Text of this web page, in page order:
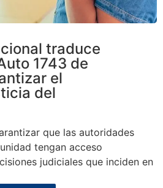
traduce
1743 de
el
del
que las autoridades
tengan acceso
judiciales que inciden en